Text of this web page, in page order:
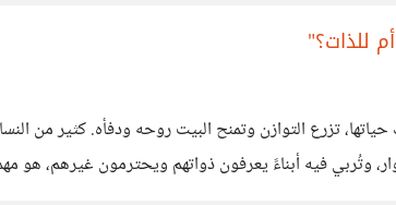
للذات؟"
تزرع التوازن وتمنح البيت روحه ودفأه. كثير من
وتُربي فيه أبناءً يعرفون ذواتهم ويحترمون غيرهم،